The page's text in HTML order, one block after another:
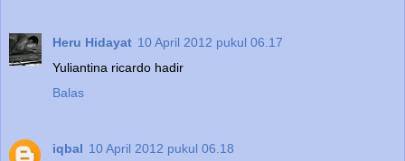
Heru Hidayat 10 April 2012 pukul 06.17
Yuliantina ricardo hadir
Balas
iqbal 10 April 2012 pukul 06.18